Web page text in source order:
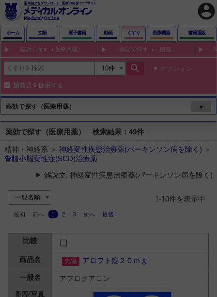
account_circle
ホーム 文献 電子書籍 動画 くすり 医療機器 書籍通販
薬効で探す（医療用薬） 薬効で探す（一般薬）
search オプション
類義語を使用する
薬効で探す（医療用薬） ▼
薬効で探す（医療用薬） 検索結果：49件
精神・神経系 ＞ 神経変性疾患治療薬(パーキンソン病を除く) ＞
脊髄小脳変性症(SCD)治療薬
解説文: 神経変性疾患治療薬(パーキンソン病を除く)
1-10件を表示中
最初 前へ 1 2 3 次へ 最後
アロフト錠２０ｍｇ
アフロクアロン